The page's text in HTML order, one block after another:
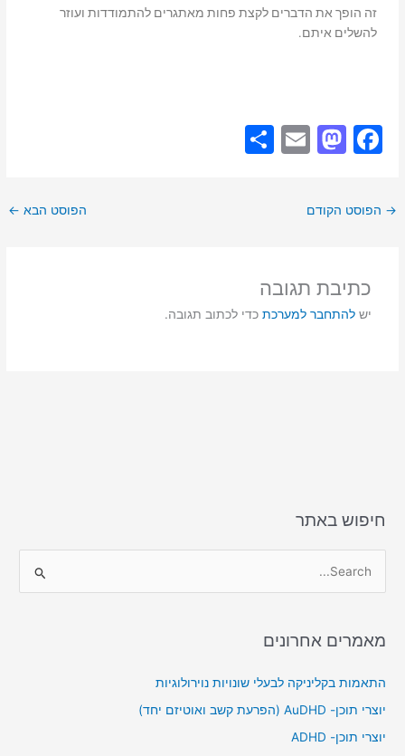
זה הופך את הדברים לקצת פחות מאתגרים להתמודדות ועוזר
להשלים איתם.
F
e
o
o
M
o
o
n
E
→ הפוסט הקודם הפוסט הבא ←
כתיבת תגובה
יש להתחבר למערכתכדי לכתוב תגובה.
חיפוש באתר
r
o
מאמרים אחרונים
התאמות בקליניקה לבעלי שונויות נוירולוגיות
יוצרי תוכן- AuDHD (הפרעת קשב ואוטיזם יחד)
יוצרי תוכן- ADHD